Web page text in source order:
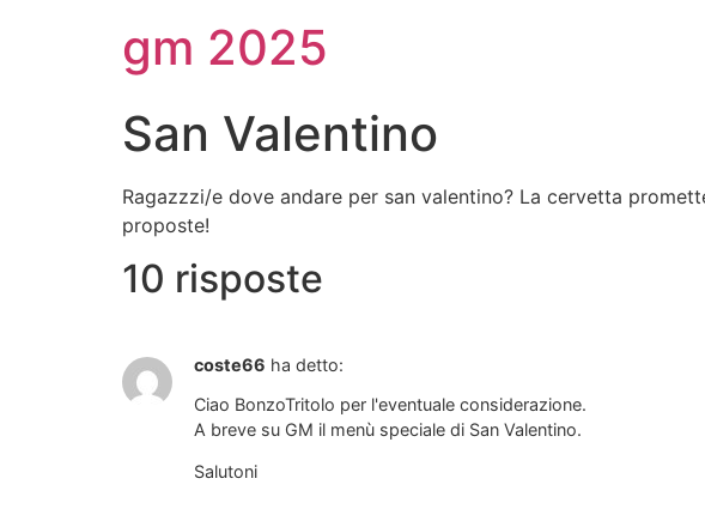
gm 2025
San Valentino
Ragazzzi/e dove andare per san valentino? La cervetta
proposte!
10 risposte
coste66 ha detto:
Ciao BonzoTritolo per l'eventuale considerazione.
A breve su GM il menù speciale di San Valentino.
Salutoni